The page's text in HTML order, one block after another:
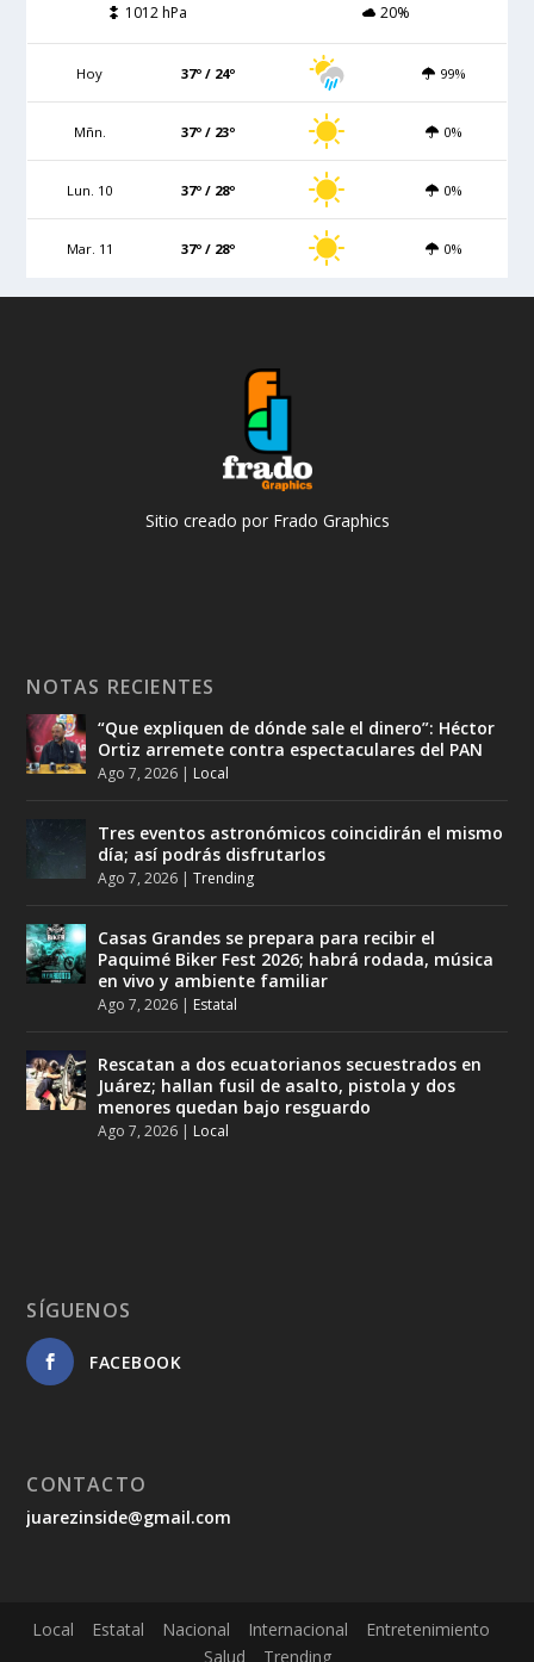
1012 hPa
20%
Hoy 37º / 24º 99%
Mñn. 37º / 23º 0%
Lun. 10 37º / 28º 0%
Mar. 11 37º / 28º 0%
Sitio creado por Frado Graphics
NOTAS RECIENTES
“Que expliquen de dónde sale el dinero”: Héctor
Ortiz arremete contra espectaculares del PAN
Ago 7, 2026 | Local
Tres eventos astronómicos coincidirán el mismo
día; así podrás disfrutarlos
Ago 7, 2026 |Trending
Casas Grandes se prepara para recibir el
Paquimé Biker Fest 2026; habrá rodada, música
en vivo y ambiente familiar
Ago 7, 2026 | Estatal
Rescatan a dos ecuatorianos secuestrados en
Juárez; hallan fusil de asalto, pistola y dos
menores quedan bajo resguardo
Ago 7, 2026 | Local
SÍGUENOS
FACEBOOK
CONTACTO
juarezinside@gmail.com
Local Estatal Nacional Internacional
Entretenimiento
Salud
Trending